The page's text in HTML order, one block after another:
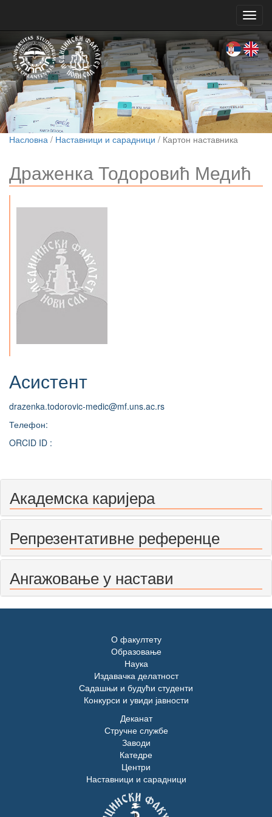
Насловна / Наставници и сарадници / Картон наставника
Драженка Тодоровић Медић
Асистент
drazenka.todorovic-medic@mf.uns.ac.rs
Телефон:
ORCID ID :
Академска каријера
Репрезентативне референце
Ангажовање у настави
О факултету
Образовање
Наука
Издавачка делатност
Садашњи и будући студенти
Конкурси и увиди јавности
Деканат
Стручне службе
Заводи
Катедре
Центри
Наставници и сарадници